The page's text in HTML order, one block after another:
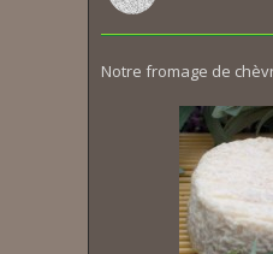
Notre fromage de